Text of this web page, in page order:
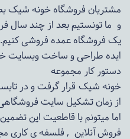
مشتریان فروشگاه خونه شیک
و ما تونستیم بعد از چند سال
یک فروشگاه عمده فروشی کنیم.
دستور کار مجموعه
خونه شیک قرار گرفت و در تابستان 1400 به مرحله
از زمان تشکیل سایت
اما میتونم با قاطعیت این
فروش آنلاین , فلسفه ی کاری